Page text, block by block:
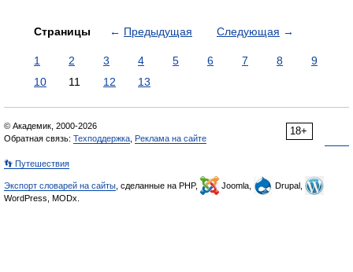
Страницы ← Предыдущая Следующая →
1 2 3 4 5 6 7 8
9
10
11 12 13
18+
© Академик, 2000-2026
Обратная связь: Техподдержка Реклама на сайте
👣 Путешествия
Экспорт словарей на сайты , сделанные на PHP, Joomla,
Drupal,
WordPress, MODx.